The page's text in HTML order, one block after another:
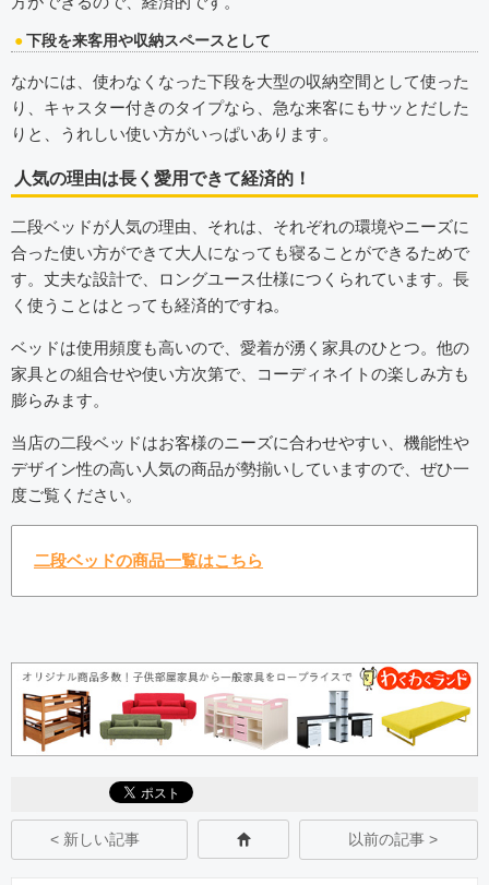
下段を来客用や収納スペースとして
なかには、使わなくなった下段を大型の収納空間として使った
り、キャスター付きのタイプなら、急な来客にもサッとだした
りと、うれしい使い方がいっぱいあります。
人気の理由は長く愛用できて経済的！
二段ベッドが人気の理由、それは、それぞれの環境やニーズに
合った使い方ができて大人になっても寝ることができるためで
す。丈夫な設計で、ロングユース仕様につくられています。長
く使うことはとっても経済的ですね。
ベッドは使用頻度も高いので、愛着が湧く家具のひとつ。他の
家具との組合せや使い方次第で、コーディネイトの楽しみ方も
膨らみます。
当店の二段ベッドはお客様のニーズに合わせやすい、機能性や
デザイン性の高い人気の商品が勢揃いしていますので、ぜひ一
度ご覧ください。
二段ベッドの商品一覧はこちら
< 新しい記事 以前の記事 >